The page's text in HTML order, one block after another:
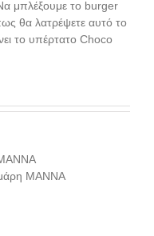
μπλέξουμε το burger
θα λατρέψετε αυτό το
το υπέρτατο Choco
ΜΑΝΝΑ
ΜΑΝΝΑ